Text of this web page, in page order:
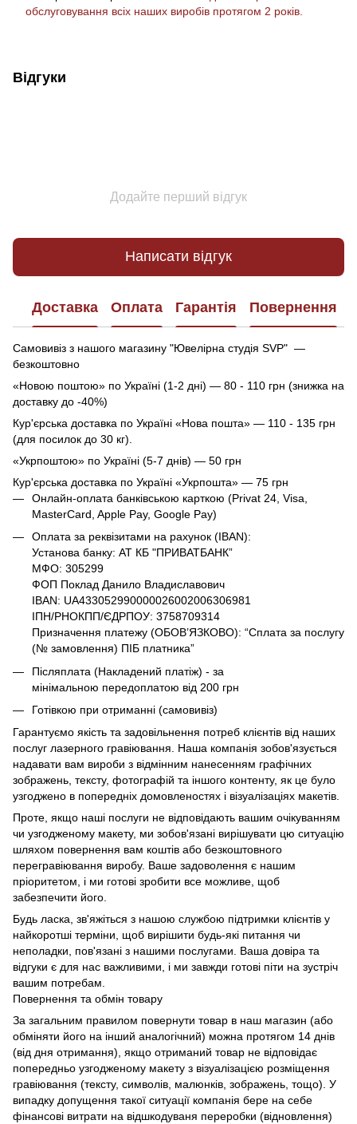
обслуговування всіх наших виробів протягом 2 років.
Відгуки
Додайте перший відгук
Написати відгук
Доставка Оплата Гарантія Повернення
Самовивіз з нашого магазину "Ювелірна студія SVP" —
безкоштовно
«Новою поштою» по Україні (1-2 дні) — 80 - 110 грн (знижка на
доставку до -40%)
Кур'єрська доставка по Україні «Нова пошта» — 110 - 135 грн
(для посилок до 30 кг).
«Укрпоштою» по Україні (5-7 днів) — 50 грн
Кур'єрська доставка по Україні «Укрпошта» — 75 грн
Онлайн-оплата банківською карткою (Privat 24, Visa,
MasterCard, Apple Pay, Google Pay)
Оплата за реквізитами на рахунок (IBAN):
Установа банку: АТ КБ "ПРИВАТБАНК”
МФО: 305299
ФОП Поклад Данило Владиславович
IBAN: UA433052990000026002006306981
ІПН/РНОКПП/ЄДРПОУ: 3758709314
Призначення платежу (ОБОВ’ЯЗКОВО): “Сплата за послугу
(№ замовлення) ПІБ платника”
Післяплата (Накладений платіж) - за
мінімальною передоплатою від 200 грн
Готівкою при отриманні (самовивіз)
Гарантуємо якість та задовільнення потреб клієнтів від наших
послуг лазерного гравіювання. Наша компанія зобов'язується
надавати вам вироби з відмінним нанесенням графічних
зображень, тексту, фотографій та іншого контенту, як це було
узгоджено в попередніх домовленостях і візуалізаціях макетів.
Проте, якщо наші послуги не відповідають вашим очікуванням
чи узгодженому макету, ми зобов'язані вирішувати цю ситуацію
шляхом повернення вам коштів або безкоштовного
перегравіювання виробу. Ваше задоволення є нашим
пріоритетом, і ми готові зробити все можливе, щоб
забезпечити його.
Будь ласка, зв'яжіться з нашою службою підтримки клієнтів у
найкоротші терміни, щоб вирішити будь-які питання чи
неполадки, пов'язані з нашими послугами. Ваша довіра та
відгуки є для нас важливими, і ми завжди готові піти на зустріч
вашим потребам.
Повернення та обмін товару
За загальним правилом повернути товар в наш магазин (або
обміняти його на інший аналогічний) можна протягом 14 днів
(від дня отримання), якщо отриманий товар не відповідає
попередньо узгодженому макету з візуалізацією розміщення
гравіювання (тексту, символів, малюнків, зображень, тощо). У
випадку допущення такої ситуації компанія бере на себе
фінансові витрати на відшкодуваня переробки (відновлення)